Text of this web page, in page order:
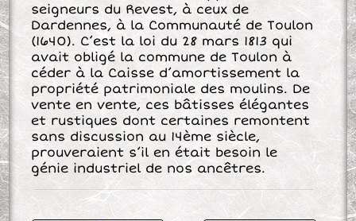
seigneurs du Revest, à ceux de
Dardennes, à la Communauté de Toulon
(1640). C’est la loi du 28 mars 1813 qui
avait obligé la commune de Toulon à
céder à la Caisse d’amortissement la
propriété patrimoniale des moulins. De
vente en vente, ces bâtisses élégantes
et rustiques dont certaines remontent
sans discussion au 14ème siècle,
prouveraient s’il en était besoin le
génie industriel de nos ancêtres.